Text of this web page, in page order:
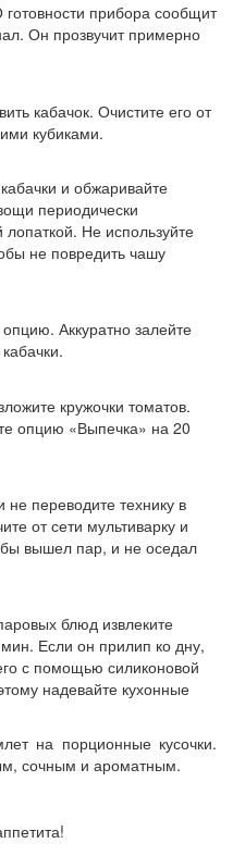
прибора сообщит
Он прозвучит примерно
кабачок. Очистите его от
кубиками.
и обжаривайте
периодически
Не используйте
не повредить чашу
Аккуратно залейте
кружочки томатов.
опцию «Выпечка» на 20
не переводите технику в
от сети мультиварку и
вышел пар, и не оседал
блюд извлеките
Если он прилип ко дну,
с помощью силиконовой
надевайте кухонные
на порционные кусочки.
сочным и ароматным.